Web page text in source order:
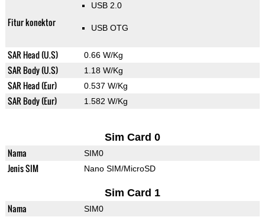
Fitur konektor
USB 2.0
USB OTG
SAR Head (U.S) 0.66 W/Kg
SAR Body (U.S) 1.18 W/Kg
SAR Head (Eur) 0.537 W/Kg
SAR Body (Eur) 1.582 W/Kg
Sim Card 0
Nama SIM0
Jenis SIM Nano SIM/MicroSD
Sim Card 1
Nama SIM0